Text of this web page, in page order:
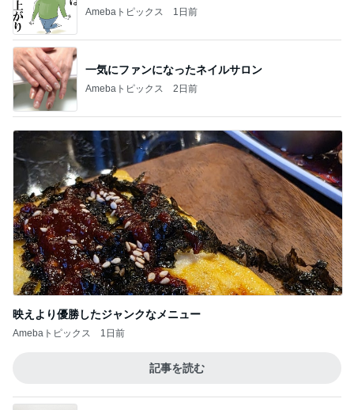
Amebaトピックス 1日前
一気にファンになったネイルサロン
Amebaトピックス 2日前
映えより優勝したジャンクなメニュー
Amebaトピックス 1日前
記事を読む